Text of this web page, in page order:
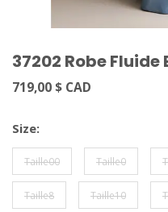
37202 Robe Fluide
719,00 $ CAD
Size:
Taille00 Taille0
Taille8 Taille10